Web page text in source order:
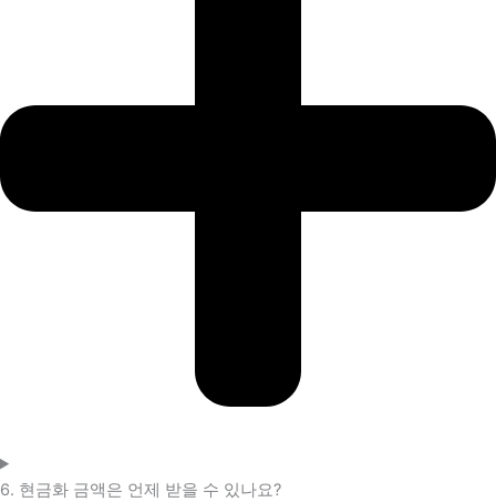
6. 현금화 금액은 언제 받을 수 있나요?